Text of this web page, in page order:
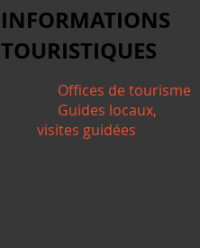
INFORMATIONS
TOURISTIQUES
Offices de tourisme
Guides locaux,
visites guidées